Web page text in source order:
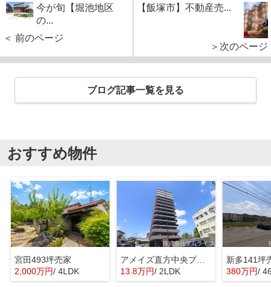
今が旬【堀池地区
の...
＜ 前のページ
【飯塚市】不動産売...
＞次のページ
ブログ記事一覧を見る
おすすめ物件
宮田493坪売家
2,000万円/ 4LDK
アメイズ直方中央プレミアム
13.8万円/ 2LDK
新多141坪
380万円/